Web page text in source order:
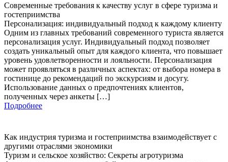
Современные требования к качеству услуг в сфере туризма и
гостеприимства
Персонализация: индивидуальный подход к каждому клиенту
Одним из главных требований современного туриста является
персонализация услуг. Индивидуальный подход позволяет
создать уникальный опыт для каждого клиента, что повышает
уровень удовлетворенности и лояльности. Персонализация
может проявляться в различных аспектах: от выбора номера в
гостинице до рекомендаций по экскурсиям и досугу.
Использование данных о предпочтениях клиентов,
полученных через анкеты […]
Подробнее
Как индустрия туризма и гостеприимства взаимодействует с
другими отраслями экономики
Туризм и сельское хозяйство: Секреты агротуризма